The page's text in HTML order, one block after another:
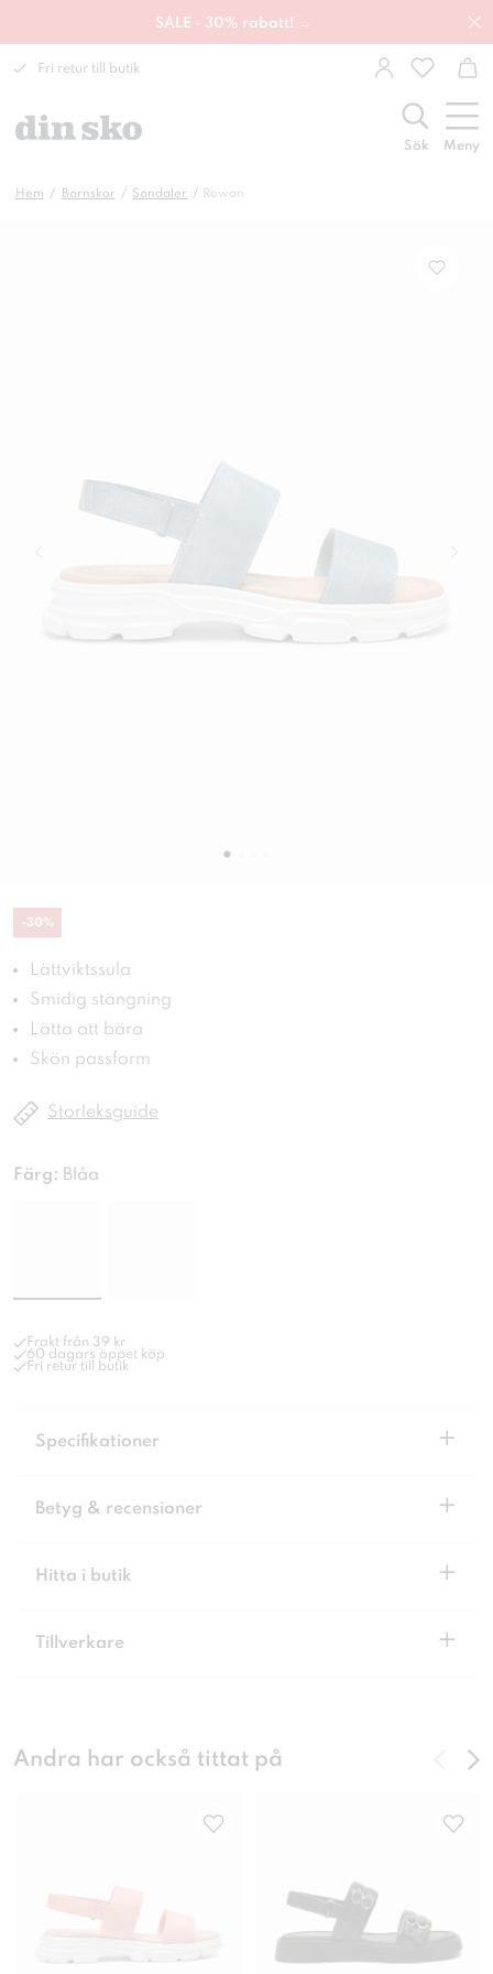
SALE - 30% rabatt! →
Fri retur till butik
Sök Meny
Hem Barnskor Sandaler Rowan
-30%
Lättviktssula
Smidig stängning
Lätta att bära
Skön passform
Storleksguide
Färg: Blåa
Frakt från 39 kr
60 dagars öppet köp
Fri retur till butik
Specifikationer +
Betyg & recensioner +
Hitta i butik +
Tillverkare +
Andra har också tittat på